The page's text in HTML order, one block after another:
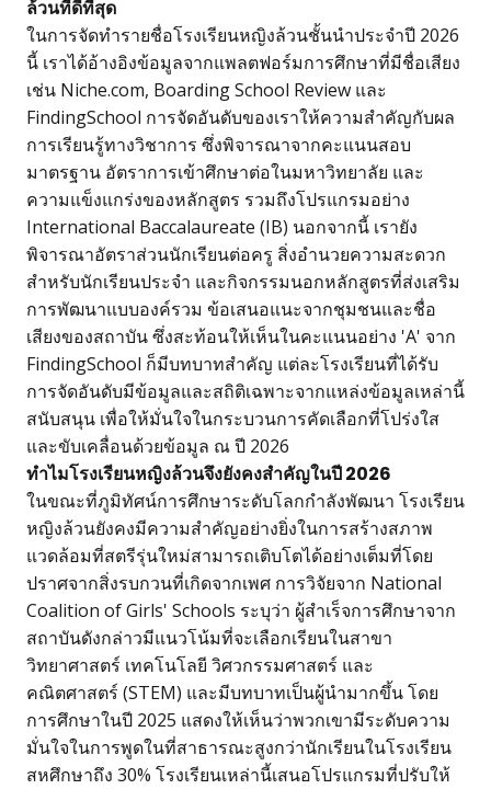
ล้วนที่ดีที่สุด
ในการจัดทำรายชื่อโรงเรียนหญิงล้วนชั้นนำประจำปี 2026
นี้ เราได้อ้างอิงข้อมูลจากแพลตฟอร์มการศึกษาที่มีชื่อเสียง
เช่น Niche.com, Boarding School Review และ
FindingSchool การจัดอันดับของเราให้ความสำคัญกับผล
การเรียนรู้ทางวิชาการ ซึ่งพิจารณาจากคะแนนสอบ
มาตรฐาน อัตราการเข้าศึกษาต่อในมหาวิทยาลัย และ
ความแข็งแกร่งของหลักสูตร รวมถึงโปรแกรมอย่าง
International Baccalaureate (IB) นอกจากนี้ เรายัง
พิจารณาอัตราส่วนนักเรียนต่อครู สิ่งอำนวยความสะดวก
สำหรับนักเรียนประจำ และกิจกรรมนอกหลักสูตรที่ส่งเสริม
การพัฒนาแบบองค์รวม ข้อเสนอแนะจากชุมชนและชื่อ
เสียงของสถาบัน ซึ่งสะท้อนให้เห็นในคะแนนอย่าง 'A' จาก
FindingSchool ก็มีบทบาทสำคัญ แต่ละโรงเรียนที่ได้รับ
การจัดอันดับมีข้อมูลและสถิติเฉพาะจากแหล่งข้อมูลเหล่านี้
สนับสนุน เพื่อให้มั่นใจในกระบวนการคัดเลือกที่โปร่งใส
และขับเคลื่อนด้วยข้อมูล ณ ปี 2026
ทำไมโรงเรียนหญิงล้วนจึงยังคงสำคัญในปี 2026
ในขณะที่ภูมิทัศน์การศึกษาระดับโลกกำลังพัฒนา โรงเรียน
หญิงล้วนยังคงมีความสำคัญอย่างยิ่งในการสร้างสภาพ
แวดล้อมที่สตรีรุ่นใหม่สามารถเติบโตได้อย่างเต็มที่โดย
ปราศจากสิ่งรบกวนที่เกิดจากเพศ การวิจัยจาก National
Coalition of Girls' Schools ระบุว่า ผู้สำเร็จการศึกษาจาก
สถาบันดังกล่าวมีแนวโน้มที่จะเลือกเรียนในสาขา
วิทยาศาสตร์ เทคโนโลยี วิศวกรรมศาสตร์ และ
คณิตศาสตร์ (STEM) และมีบทบาทเป็นผู้นำมากขึ้น โดย
การศึกษาในปี 2025 แสดงให้เห็นว่าพวกเขามีระดับความ
มั่นใจในการพูดในที่สาธารณะสูงกว่านักเรียนในโรงเรียน
สหศึกษาถึง 30% โรงเรียนเหล่านี้เสนอโปรแกรมที่ปรับให้